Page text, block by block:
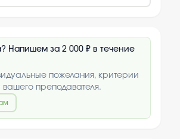
Напишем за 2 000 ₽ в течение
пожелания, критерии
вашего преподавателя.